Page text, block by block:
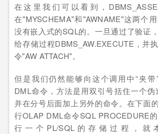
在这里我们可以看到，
在"MYSCHEMA"和"AWNAME"这两个
没有嵌入式的SQL的。一旦通过了验证
给存储过程DBMS_AW.EXECUTE，并
令"AW ATTACH"。
但是我们仍然能够向这个调用中“夹带
DML命令，方法是用双引号括住一个伪
并在分号后面加上另外的命令。在下面
行OLAP DML命令SQL PROCEDURE
行一个PL/SQL的存储过程，就